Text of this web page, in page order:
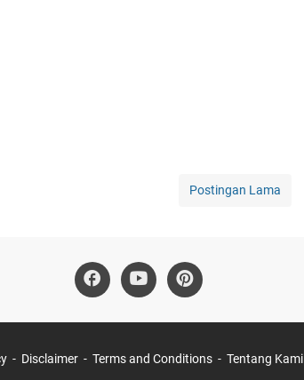
Postingan Lama
Disclaimer Terms and Conditions Tentang Kami